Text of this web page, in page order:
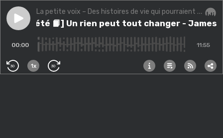
Play episode[Série d’été 📙] Un rien peut tout changer - James
La petite voix – Des histoires de vie qui pourraient changer la vôtre.
d’été 📙] Un rien peut tout changer - James
00:00 11:55
30 1x 30